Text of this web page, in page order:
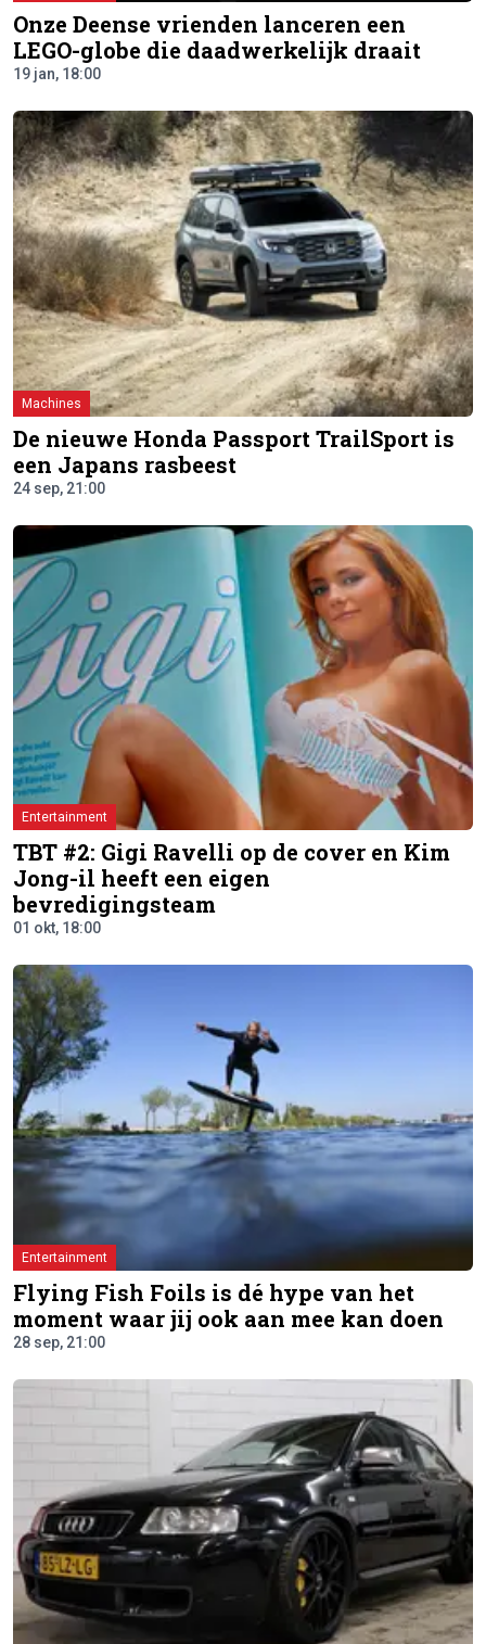
Onze Deense vrienden lanceren een
LEGO-globe die daadwerkelijk draait
19 jan, 18:00
Machines
De nieuwe Honda Passport TrailSport is
een Japans rasbeest
24 sep, 21:00
Entertainment
TBT #2: Gigi Ravelli op de cover en Kim
Jong-il heeft een eigen
bevredigingsteam
01 okt, 18:00
Entertainment
Flying Fish Foils is dé hype van het
moment waar jij ook aan mee kan doen
28 sep, 21:00